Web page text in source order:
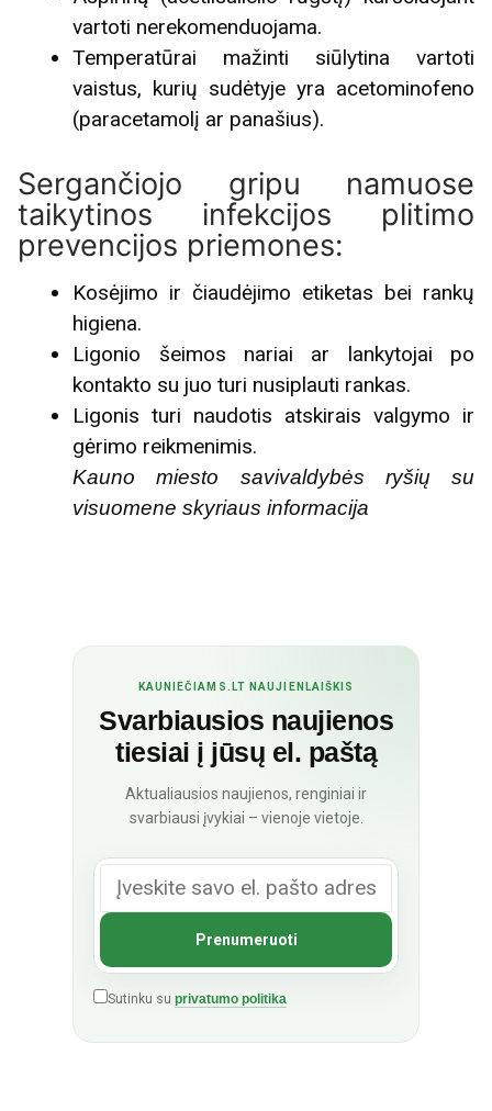
vartoti nerekomenduojama.
Temperatūrai mažinti siūlytina vartoti
vaistus, kurių sudėtyje yra acetominofeno
(paracetamolį ar panašius).
Sergančiojo gripu namuose
taikytinos infekcijos plitimo
prevencijos priemones:
Kosėjimo ir čiaudėjimo etiketas bei rankų
higiena.
Ligonio šeimos nariai ar lankytojai po
kontakto su juo turi nusiplauti rankas.
Ligonis turi naudotis atskirais valgymo ir
gėrimo reikmenimis.
Kauno miesto savivaldybės ryšių su
visuomene skyriaus informacija
KAUNIEČIAMS.LT NAUJIENLAIŠKIS
Svarbiausios naujienos
tiesiai į jūsų el. paštą
Aktualiausios naujienos, renginiai ir
svarbiausi įvykiai – vienoje vietoje.
Sutinku su privatumo politika